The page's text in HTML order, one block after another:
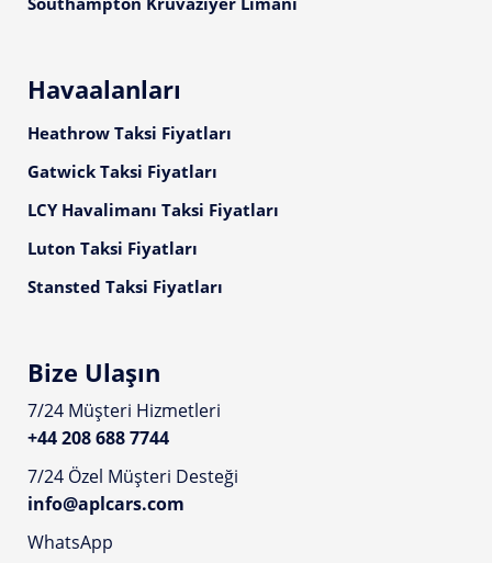
Havaalanları
Heathrow Taksi Fiyatları
Gatwick Taksi Fiyatları
LCY Havalimanı Taksi Fiyatları
Luton Taksi Fiyatları
Stansted Taksi Fiyatları
Bize Ulaşın
7/24 Müşteri Hizmetleri
+44 208 688 7744
7/24 Özel Müşteri Desteği
info@aplcars.com
WhatsApp